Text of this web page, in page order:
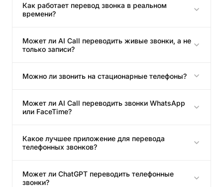
Как работает перевод звонка в реальном
времени?
Может ли AI Call переводить живые звонки, а не
только записи?
Можно ли звонить на стационарные телефоны?
Может ли AI Call переводить звонки WhatsApp
или FaceTime?
Какое лучшее приложение для перевода
телефонных звонков?
Может ли ChatGPT переводить телефонные
звонки?